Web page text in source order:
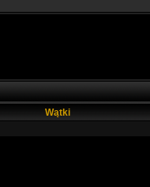
Wątki